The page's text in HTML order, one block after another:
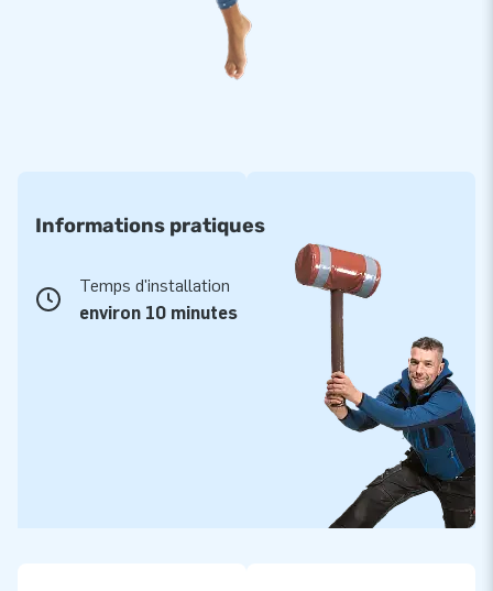
Informations pratiques
Temps d'installation
environ 10 minutes